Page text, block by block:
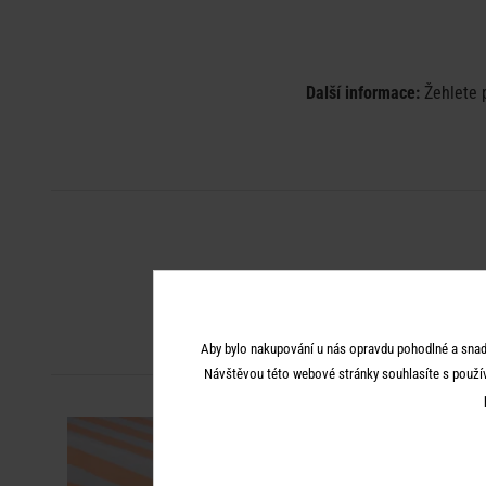
Další informace:Žehlete
Aby bylo nakupování u nás opravdu pohodlné a
Návštěvou této webové stránky souhlasíte s